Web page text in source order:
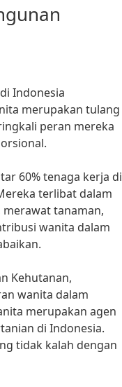
Indonesia
merupakan tulang
peran mereka
60% tenaga kerja di
terlibat dalam
tanaman,
wanita dalam
Kehutanan,
wanita dalam
merupakan agen
di Indonesia.
tidak kalah dengan